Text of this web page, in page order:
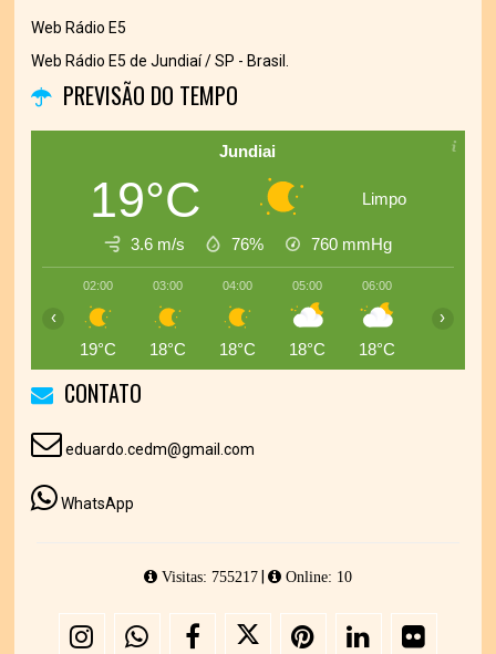
Web Rádio E5
Web Rádio E5 de Jundiaí / SP - Brasil.
PREVISÃO DO TEMPO
Jundiai
19°C Limpo
3.6 m/s 76% 760 mmHg
02:00
19°C
03:00
18°C
04:00
18°C
05:00
18°C
06:00
18°C
‹ ›
CONTATO
eduardo.cedm@gmail.com
WhatsApp
Visitas: 755217| Online: 10